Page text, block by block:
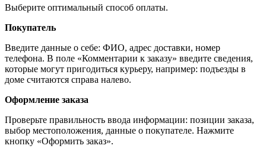
Выберите оптимальный способ оплаты.
Покупатель
Введите данные о себе: ФИО, адрес доставки, номер
телефона. В поле «Комментарии к заказу» введите сведения,
которые могут пригодиться курьеру, например: подъезды в
доме считаются справа налево.
Оформление заказа
Проверьте правильность ввода информации: позиции заказа,
выбор местоположения, данные о покупателе. Нажмите
кнопку «Оформить заказ».